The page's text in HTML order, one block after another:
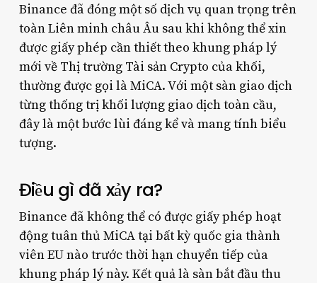
Binance đã đóng một số dịch vụ quan trọng trên
toàn Liên minh châu Âu sau khi không thể xin
được giấy phép cần thiết theo khung pháp lý
mới về Thị trường Tài sản Crypto của khối,
thường được gọi là MiCA. Với một sàn giao dịch
từng thống trị khối lượng giao dịch toàn cầu,
đây là một bước lùi đáng kể và mang tính biểu
tượng.
Điều gì đã xảy ra?
Binance đã không thể có được giấy phép hoạt
động tuân thủ MiCA tại bất kỳ quốc gia thành
viên EU nào trước thời hạn chuyển tiếp của
khung pháp lý này. Kết quả là sàn bắt đầu thu